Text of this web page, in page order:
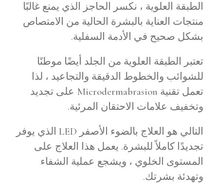
الطبقة العلوية ، نكسر الحاجز الذي يمنع غالبًا
منتجات العناية بالبشرة الحالية من الامتصاص
بشكل صحيح في الأدمة السفلية.
تعتبر الطبقة العلوية من الجلد أيضًا موطنًا
للشوائب والخطوط الدقيقة والتجاعيد ، لذا
تعمل تقنية Microdermabrasion على تجديد
وتخفيف علامات الاحتقان المرئية.
التالي هو العلاج بالضوء الأصفر LED الذي يوفر
تجديدًا كاملاً للبشرة. يعمل هذا العلاج على
المستوى الخلوي ، ويشجع عملية الشفاء
وتهدئة بشرتك.